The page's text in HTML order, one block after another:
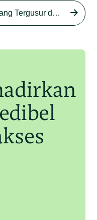
Tripa
Agu 2025
Kisah Orangutan Sumatera yang Tergusur dari Rumah Sendiri series